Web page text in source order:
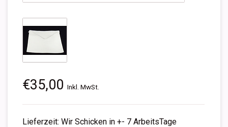
€35,00 Inkl. MwSt.
Lieferzeit: Wir Schicken in +- 7 ArbeitsTage